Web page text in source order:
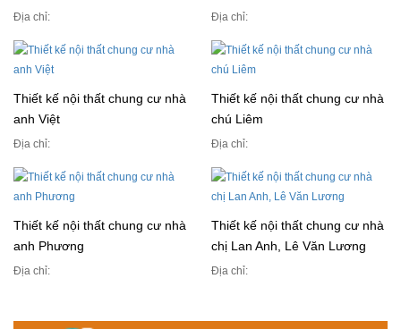
Địa chỉ: Địa chỉ:
Thiết kế nội thất chung cư nhà
anh Việt
Địa chỉ:
Thiết kế nội thất chung cư nhà
chú Liêm
Địa chỉ:
Thiết kế nội thất chung cư nhà
anh Phương
Địa chỉ:
Thiết kế nội thất chung cư nhà
chị Lan Anh, Lê Văn Lương
Địa chỉ: